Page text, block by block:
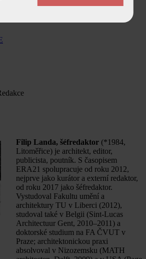
Filip Landa, šéfredaktor (*1984,
Litoměřice) je architekt, editor,
publicista, poutník. S časopisem
ERA21 spolupracuje od roku 2012,
nejprve jako kurátor a externí redaktor,
od roku 2017 jako šéfredaktor.
Vystudoval Fakultu umění a
architektury TU v Liberci (2012),
studoval také v Belgii (Sint-Lucas
Architectuur Gent, 2010–2011) a
doktorské studium na FA ČVUT v
Praze; architektonickou praxi
absolvoval v Nizozemsku (MATH